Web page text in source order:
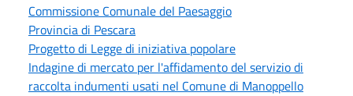
Commissione Comunale del Paesaggio
Provincia di Pescara
Progetto di Legge di iniziativa popolare
Indagine di mercato per l'affidamento del servizio di
raccolta indumenti usati nel Comune di Manoppello